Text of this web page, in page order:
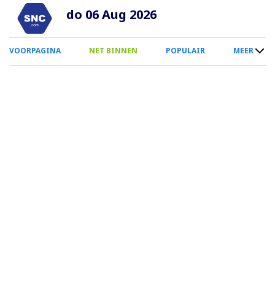
Overslaan
naar
inhoud
do 06 Aug 2026
0
Smartphone
VOORPAGINA NET BINNEN POPULAIR MEER